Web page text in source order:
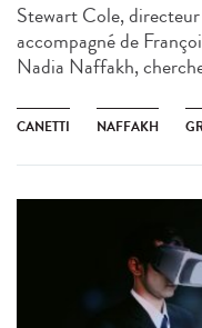
Stewart Cole,
accompagné de
Nadia Naffakh,
CANETTI NAFFAKH